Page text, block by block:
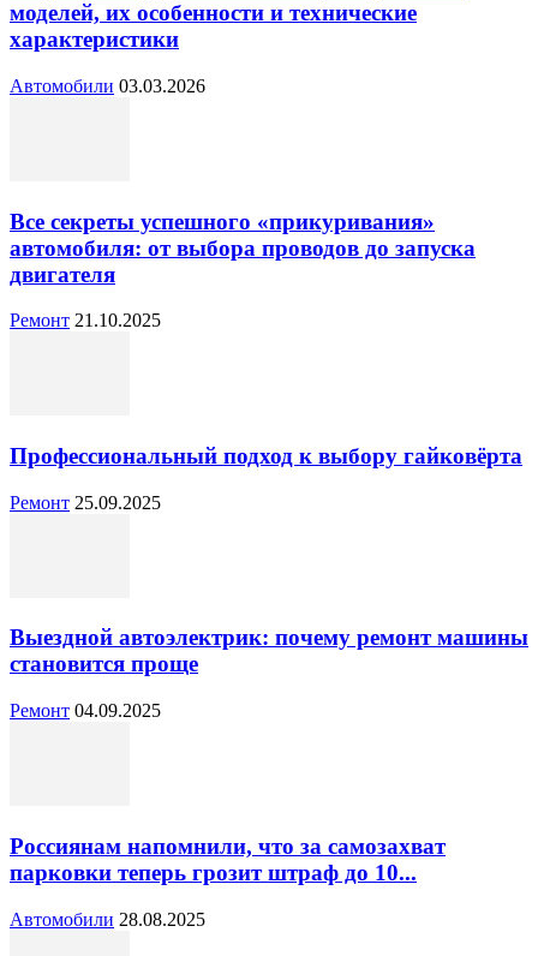
моделей, их особенности и технические
характеристики
Автомобили 03.03.2026
Все секреты успешного «прикуривания»
автомобиля: от выбора проводов до запуска
двигателя
Ремонт 21.10.2025
Профессиональный подход к выбору гайковёрта
Ремонт 25.09.2025
Выездной автоэлектрик: почему ремонт машины
становится проще
Ремонт 04.09.2025
Россиянам напомнили, что за самозахват
парковки теперь грозит штраф до 10...
Автомобили 28.08.2025